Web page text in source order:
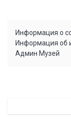
Информация о
Информация об
Админ Музей